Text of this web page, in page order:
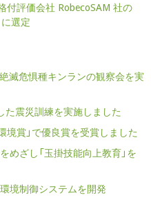
付評価会社 RobecoSAM 社の
に選定
滅危惧種キンランの観察会を実
た震災訓練を実施しました
境賞」で優良賞を受賞しました
ざし「玉掛技能向上教育」を
境制御システムを開発